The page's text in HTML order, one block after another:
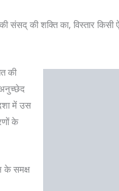
की शक्ति का, विस्तार किसी
की
में उस
के
के समक्ष